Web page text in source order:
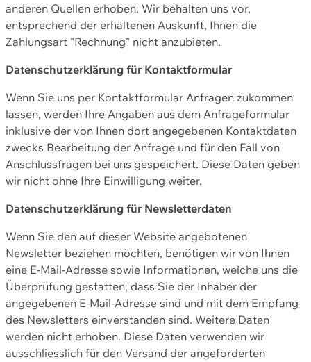
anderen Quellen erhoben. Wir behalten uns vor,
entsprechend der erhaltenen Auskunft, Ihnen die
Zahlungsart "Rechnung" nicht anzubieten.
Datenschutzerklärung für Kontaktformular
Wenn Sie uns per Kontaktformular Anfragen zukommen
lassen, werden Ihre Angaben aus dem Anfrageformular
inklusive der von Ihnen dort angegebenen Kontaktdaten
zwecks Bearbeitung der Anfrage und für den Fall von
Anschlussfragen bei uns gespeichert. Diese Daten geben
wir nicht ohne Ihre Einwilligung weiter.
Datenschutzerklärung für Newsletterdaten
Wenn Sie den auf dieser Website angebotenen
Newsletter beziehen möchten, benötigen wir von Ihnen
eine E-Mail-Adresse sowie Informationen, welche uns die
Überprüfung gestatten, dass Sie der Inhaber der
angegebenen E-Mail-Adresse sind und mit dem Empfang
des Newsletters einverstanden sind. Weitere Daten
werden nicht erhoben. Diese Daten verwenden wir
ausschliesslich für den Versand der angeforderten